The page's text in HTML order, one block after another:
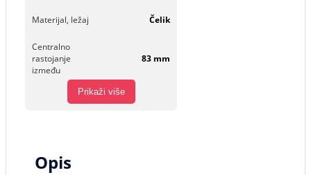
Materijal, ležaj Čelik
Centralno
rastojanje
između
83 mm
Prikaži više
Opis